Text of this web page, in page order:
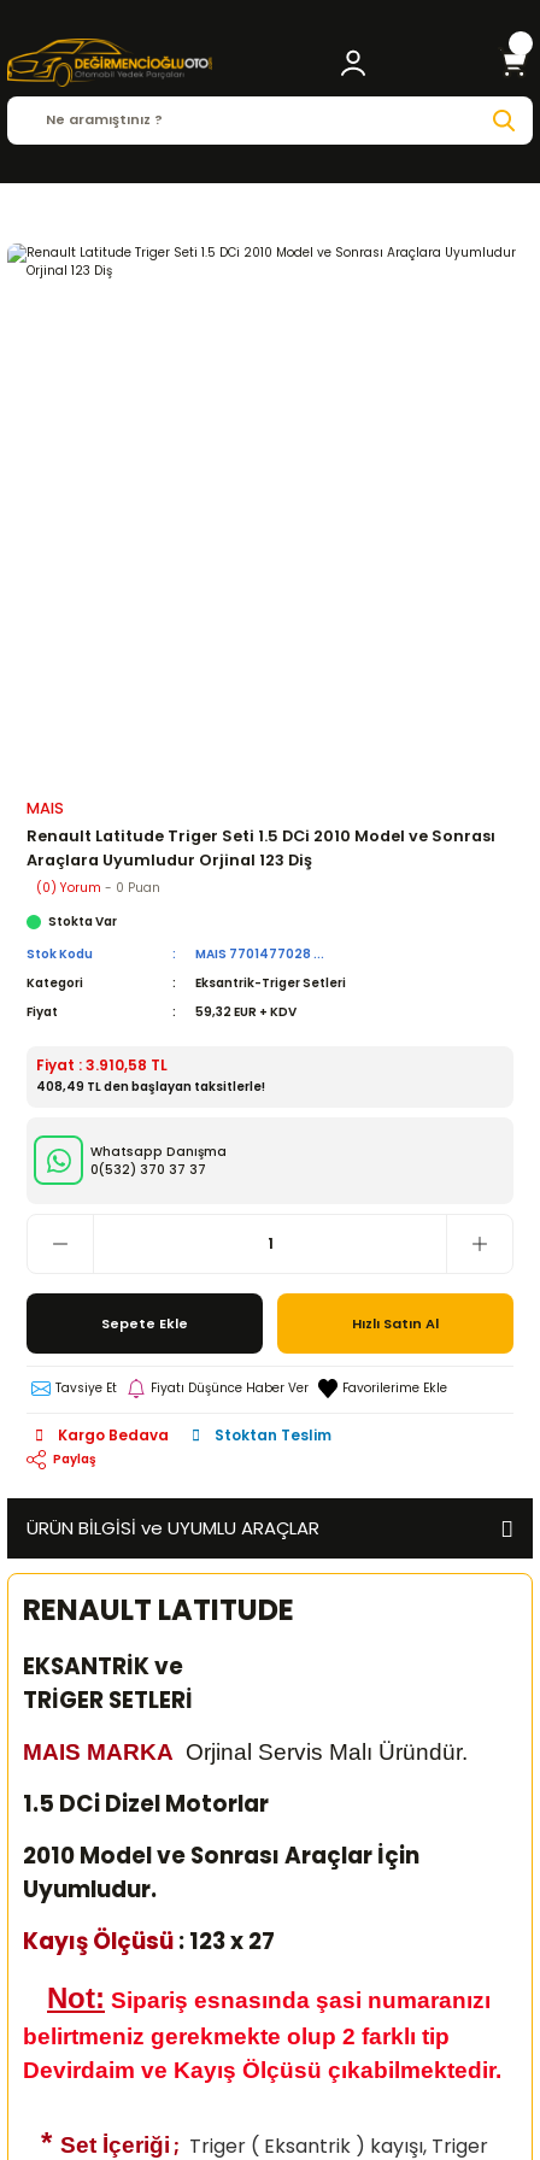
MAIS
Renault Latitude Triger Seti 1.5 DCi 2010 Model ve Sonrası
Araçlara Uyumludur Orjinal 123 Diş
(0) Yorum - 0 Puan
Stokta Var
Stok Kodu
MAIS 7701477028 ...
Kategori
Eksantrik-Triger Setleri
Fiyat
59,32 EUR + KDV
Fiyat : 3.910,58 TL
408,49 TL den başlayan taksitlerle!
Whatsapp Danışma
0(532) 370 37 37
Sepete Ekle Hızlı Satın Al
Tavsiye Et Fiyatı Düşünce Haber Ver
Kargo Bedava Stoktan Teslim
Paylaş
ÜRÜN BİLGİSİ ve UYUMLU ARAÇLAR
RENAULT LATITUDE
EKSANTRİK ve
TRİGER SETLERİ
MAIS MARKA Orjinal Servis Malı Üründür.
1.5 DCi Dizel Motorlar
2010 Model ve Sonrası Araçlar İçin
Uyumludur.
Kayış Ölçüsü: 123 x 27
Not: Sipariş esnasında şasi numaranızı
belirtmeniz gerekmekte olup 2 farklı tip
Devirdaim ve Kayış Ölçüsü çıkabilmektedir.
* Set İçeriği ; Triger ( Eksantrik ) kayışı, Triger